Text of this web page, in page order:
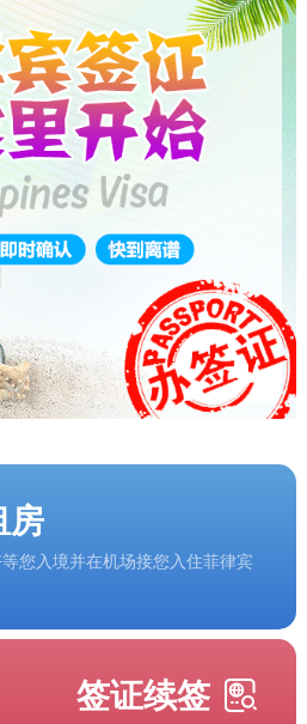
房
您入境并在机场接您入住菲律宾
签证续签